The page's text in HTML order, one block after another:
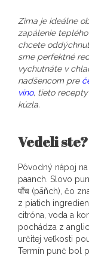
Zima je ideálne
zapálenie
chcete
sme perfektné
vychutnáte v
nadšencom pre
víno, tieto
kúzla.
Vedeli ste?
Pôvodný nápoj
paanch. Slovo
पाँच (pāñch), čo
z piatich
citróna, voda a
pochádza z
určitej veľkosti
Termín punč bol